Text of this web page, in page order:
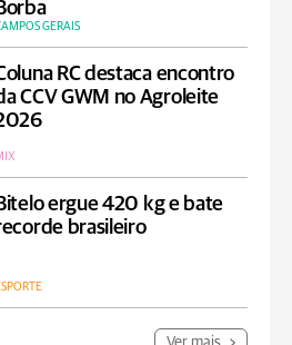
GERAIS
RC destaca encontro
CCV GWM no Agroleite
ergue 420 kg e bate
brasileiro